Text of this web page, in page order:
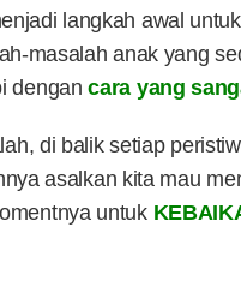
langkah awal
masalah anak yang
dengancara yang
di balik setiap
asalkan kita mau
untuk